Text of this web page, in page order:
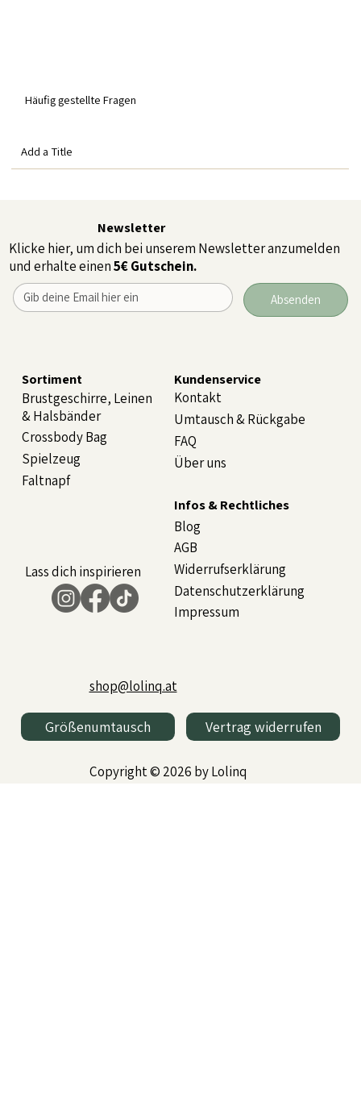
Häufig gestellte Fragen
Add a Title
Sortiment
Brustgeschirre, Leinen
& Halsbänder
Crossbody Bag
Spielzeug
Faltnapf
Kundenservice
Kontakt
Über uns
Umtausch & Rückgabe
FAQ
Newsletter
Klicke hier, um dich bei unserem Newsletter anzumelden
und erhalte einen5€ Gutschein.
Absenden
shop@lolinq.at
Größenumtausch Vertrag widerrufen
Copyright © 2026 by Lolinq
Infos & Rechtliches
Blog
AGB
Widerrufserklärung
Datenschutzerklärung
Impressum
Lass dich inspirieren